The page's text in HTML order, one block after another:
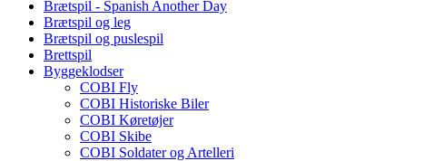
Brætspil - Spanish Another Day
Brætspil og leg
Brætspil og puslespil
Brettspil
Byggeklodser
COBI Fly
COBI Historiske Biler
COBI Køretøjer
COBI Skibe
COBI Soldater og Artelleri